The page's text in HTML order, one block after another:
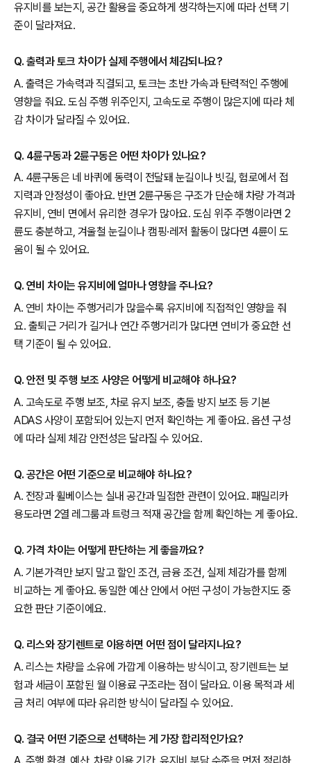
유지비를 보는지, 공간 활용을 중요하게 생각하는지에 따라 선택 기
준이 달라져요.
Q. 출력과 토크 차이가 실제 주행에서 체감되나요?
A. 출력은 가속력과 직결되고, 토크는 초반 가속과 탄력적인 주행에
영향을 줘요. 도심 주행 위주인지, 고속도로 주행이 많은지에 따라 체
감 차이가 달라질 수 있어요.
Q. 4륜구동과 2륜구동은 어떤 차이가 있나요?
A. 4륜구동은 네 바퀴에 동력이 전달돼 눈길이나 빗길, 험로에서 접
지력과 안정성이 좋아요. 반면 2륜구동은 구조가 단순해 차량 가격과
유지비, 연비 면에서 유리한 경우가 많아요. 도심 위주 주행이라면 2
륜도 충분하고, 겨울철 눈길이나 캠핑·레저 활동이 많다면 4륜이 도
움이 될 수 있어요.
Q. 연비 차이는 유지비에 얼마나 영향을 주나요?
A. 연비 차이는 주행거리가 많을수록 유지비에 직접적인 영향을 줘
요. 출퇴근 거리가 길거나 연간 주행거리가 많다면 연비가 중요한 선
택 기준이 될 수 있어요.
Q. 안전 및 주행 보조 사양은 어떻게 비교해야 하나요?
A. 고속도로 주행 보조, 차로 유지 보조, 충돌 방지 보조 등 기본
ADAS 사양이 포함되어 있는지 먼저 확인하는 게 좋아요. 옵션 구성
에 따라 실제 체감 안전성은 달라질 수 있어요.
Q. 공간은 어떤 기준으로 비교해야 하나요?
A. 전장과 휠베이스는 실내 공간과 밀접한 관련이 있어요. 패밀리카
용도라면 2열 레그룸과 트렁크 적재 공간을 함께 확인하는 게 좋아요.
Q. 가격 차이는 어떻게 판단하는 게 좋을까요?
A. 기본가격만 보지 말고 할인 조건, 금융 조건, 실제 체감가를 함께
비교하는 게 좋아요. 동일한 예산 안에서 어떤 구성이 가능한지도 중
요한 판단 기준이에요.
Q. 리스와 장기렌트로 이용하면 어떤 점이 달라지나요?
A. 리스는 차량을 소유에 가깝게 이용하는 방식이고, 장기렌트는 보
험과 세금이 포함된 월 이용료 구조라는 점이 달라요. 이용 목적과 세
금 처리 여부에 따라 유리한 방식이 달라질 수 있어요.
Q. 결국 어떤 기준으로 선택하는 게 가장 합리적인가요?